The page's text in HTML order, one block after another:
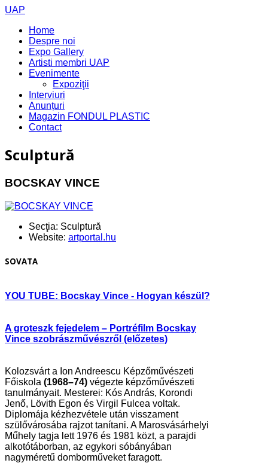
UAP
Home
Despre noi
Expo Gallery
Artisti membri UAP
Evenimente
Expoziţii
Interviuri
Anunțuri
Magazin FONDUL PLASTIC
Contact
Sculptură
BOCSKAY VINCE
Secţia: Sculptură
Website: artportal.hu
SOVATA
YOU TUBE: Bocskay Vince - Hogyan készül?
A groteszk fejedelem – Portréfilm Bocskay
Vince szobrászművészről (előzetes)
Kolozsvárt a Ion Andreescu Képzőművészeti
Főiskola (1968–74) végezte képzőművészeti
tanulmányait. Mesterei: Kós András, Korondi
Jenő, Lövith Egon és Virgil Fulcea voltak.
Diplomája kézhezvétele után visszament
szülővárosába rajzot tanítani. A Marosvásárhelyi
Műhely tagja lett 1976 és 1981 közt, a parajdi
alkotótáborban, az egykori sóbányában
nagyméretű domborműveket faragott.